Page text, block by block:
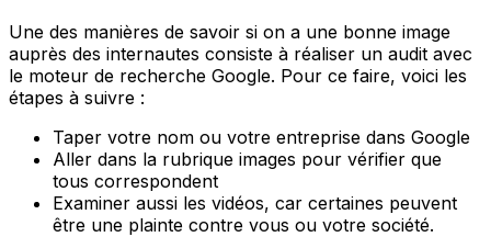
Une des manières de savoir si on a une bonne image
auprès des internautes consiste à réaliser un audit avec
le moteur de recherche Google. Pour ce faire, voici les
étapes à suivre :
Taper votre nom ou votre entreprise dans Google
Aller dans la rubrique images pour vérifier que
tous correspondent
Examiner aussi les vidéos, car certaines peuvent
être une plainte contre vous ou votre société.